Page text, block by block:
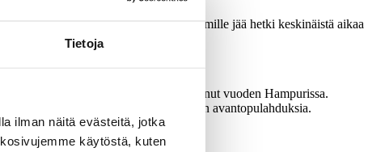
Tietoja
ilman näitä evästeitä, jotka
käytöstä, kuten
suomen kielellä, ja vanhemmille jää hetki keskinäistä aikaa
Berliinissä ja Münchenissä sekä asunut vuoden Hampurissa.
tuttua jumpparyhmäänsä ja talvi-iltojen avantopulahduksia.